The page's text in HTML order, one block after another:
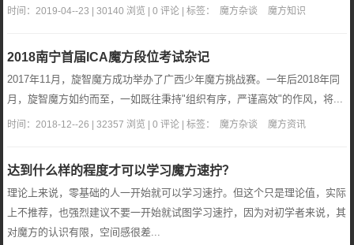
时间：2019-04--23 | 30140 浏览 | 0 评论 | 标签： 魔方杂谈 魔方知识
2018南宁首届ICA魔方段位考试杂记
2017年11月，旋智魔方成功举办了广西少年魔方挑战赛。一年后2018年同
月，旋智魔方如约而至，一如既往秉持"组织有序，严谨高效"的作风，将...
时间：2018-12--26 | 32357 浏览 | 0 评论 | 标签： 魔方杂谈 魔方资讯
达到什么样的程度才可以学习魔方速拧？
理论上来说，零基础的人一开始就可以学习速拧。但这个只是理论值，实际
上不推荐，也强烈建议不要一开始就试图学习速拧，因为对初学者来说，其
对魔方的认识有限，空间感很差...